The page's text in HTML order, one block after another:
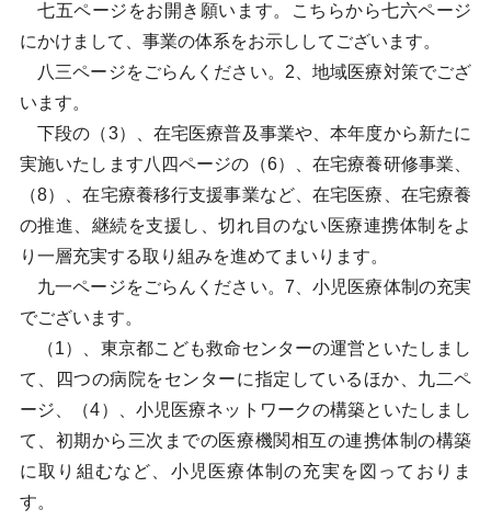
七五ページをお開き願います。こちらから七六ページ
にかけまして、事業の体系をお示ししてございます。
八三ページをごらんください。2、地域医療対策でござ
います。
下段の（3）、在宅医療普及事業や、本年度から新たに
実施いたします八四ページの（6）、在宅療養研修事業、
（8）、在宅療養移行支援事業など、在宅医療、在宅療養
の推進、継続を支援し、切れ目のない医療連携体制をよ
り一層充実する取り組みを進めてまいります。
九一ページをごらんください。7、小児医療体制の充実
でございます。
（1）、東京都こども救命センターの運営といたしまし
て、四つの病院をセンターに指定しているほか、九二ペ
ージ、（4）、小児医療ネットワークの構築といたしまし
て、初期から三次までの医療機関相互の連携体制の構築
に取り組むなど、小児医療体制の充実を図っておりま
す。